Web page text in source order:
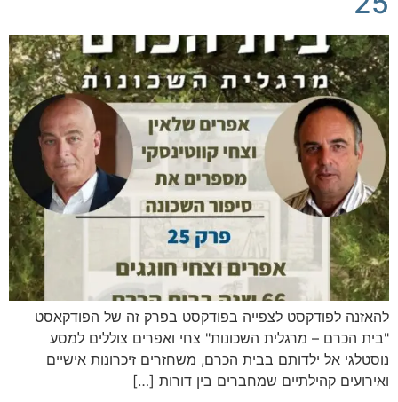
להאזנה לפודקסט לצפייה בפודקסט בפרק זה של הפודקאסט
"בית הכרם – מרגלית השכונות" צחי ואפרים צוללים למסע
נוסטלגי אל ילדותם בבית הכרם, משחזרים זיכרונות אישיים
ואירועים קהילתיים שמחברים בין דורות […]